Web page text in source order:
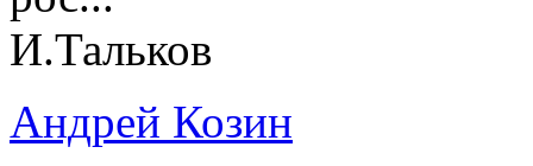
И.Тальков
Андрей Козин